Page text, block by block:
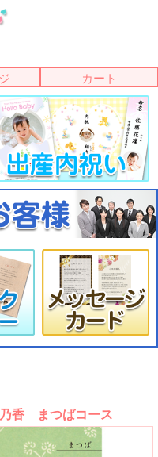
カート
香 まつばコース